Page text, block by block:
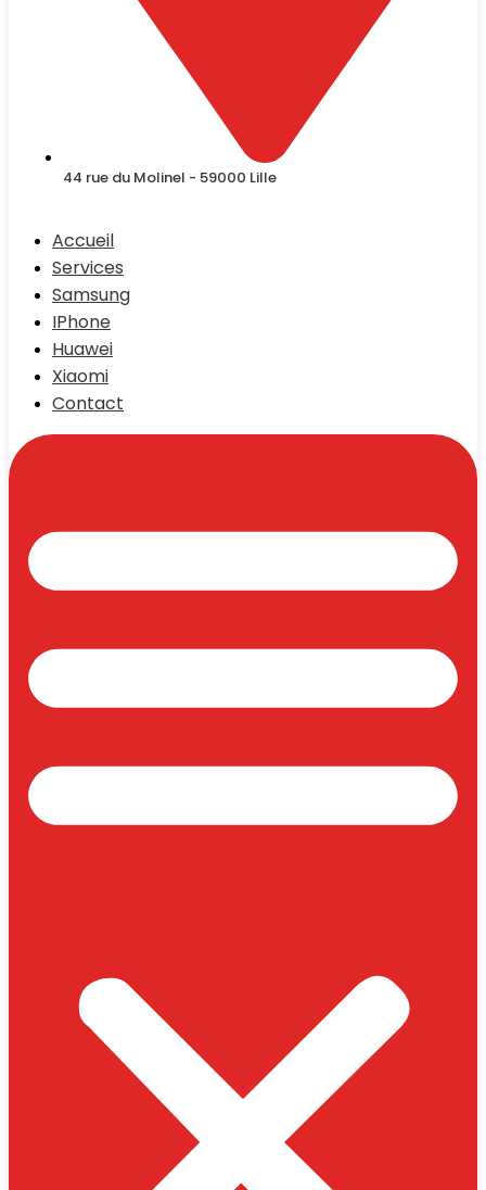
44 rue du Molinel - 59000 Lille
Accueil
Services
Samsung
IPhone
Huawei
Xiaomi
Contact